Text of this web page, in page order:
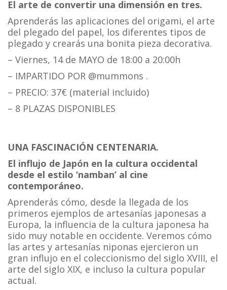
El arte de convertir una dimensión en tres.
Aprenderás las aplicaciones del origami, el arte
del plegado del papel, los diferentes tipos de
plegado y crearás una bonita pieza decorativa.
– Viernes, 14 de MAYO de 18:00 a 20:00h
– IMPARTIDO POR @mummons .
– PRECIO: 37€ (material incluido)
– 8 PLAZAS DISPONIBLES
UNA FASCINACIÓN CENTENARIA.
El influjo de Japón en la cultura occidental
desde el estilo ‘namban’ al cine
contemporáneo.
Aprenderás cómo, desde la llegada de los
primeros ejemplos de artesanías japonesas a
Europa, la influencia de la cultura japonesa ha
sido muy notable en occidente. Veremos cómo
las artes y artesanías niponas ejercieron un
gran influjo en el coleccionismo del siglo XVIII, el
arte del siglo XIX, e incluso la cultura popular
actual.